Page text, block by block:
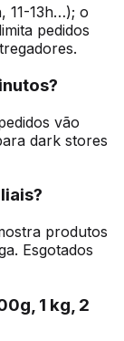
11-13h…); o
pedidos
vão
dark stores
produtos
Esgotados
1 kg, 2